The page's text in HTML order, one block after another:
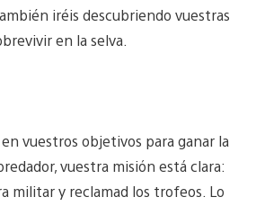
iréis descubriendo vuestras
en la selva.
vuestros objetivos para ganar la
vuestra misión está clara:
militar y reclamad los trofeos. Lo